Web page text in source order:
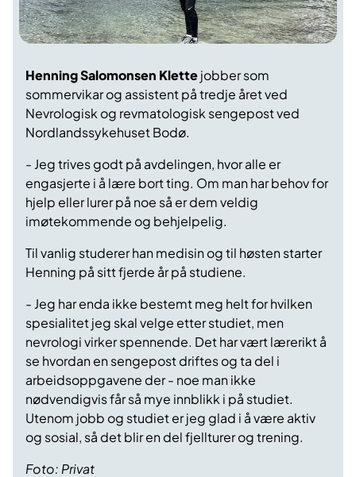
Foto: Privat
Henning Salomonsen Klettejobber som
sommervikar og assistent på tredje året ved
Nevrologisk og revmatologisk sengepost ved
Nordlandssykehuset Bodø.
- Jeg trives godt på avdelingen, hvor alle er
engasjerte i å lære bort ting. Om man har behov for
hjelp eller lurer på noe så er dem veldig
imøtekommende og behjelpelig.
Til vanlig studerer han medisin og til høsten starter
Henning på sitt fjerde år på studiene.
- Jeg har enda ikke bestemt meg helt for hvilken
spesialitet jeg skal velge etter studiet, men
nevrologi virker spennende. Det har vært lærerikt å
se hvordan en sengepost driftes og ta del i
arbeidsoppgavene der - noe man ikke
nødvendigvis får så mye innblikk i på studiet.
Utenom jobb og studiet er jeg glad i å være aktiv
og sosial, så det blir en del fjellturer og trening.